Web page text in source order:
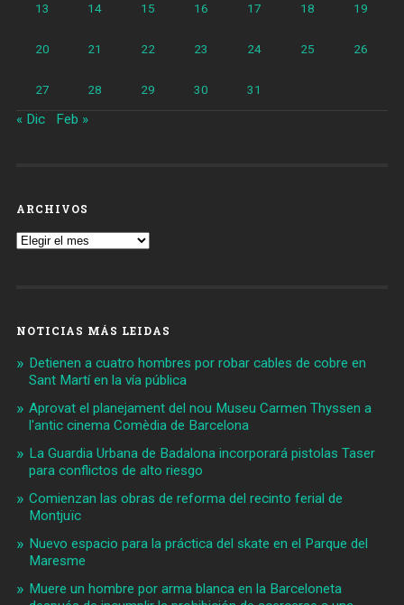
13 14 15 16 17 18 19
20 21 22 23 24 25 26
27 28 29 30 31
« Dic Feb »
ARCHIVOS
Archivos
NOTICIAS MÁS LEIDAS
Detienen a cuatro hombres por robar cables de cobre en
Sant Martí en la vía pública
Aprovat el planejament del nou Museu Carmen Thyssen a
l'antic cinema Comèdia de Barcelona
La Guardia Urbana de Badalona incorporará pistolas Taser
para conflictos de alto riesgo
Comienzan las obras de reforma del recinto ferial de
Montjuïc
Nuevo espacio para la práctica del skate en el Parque del
Maresme
Muere un hombre por arma blanca en la Barceloneta